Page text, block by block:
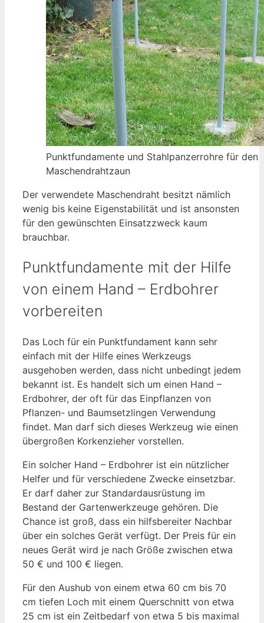
Punktfundamente und Stahlpanzerrohre für den
Maschendrahtzaun
Der verwendete Maschendraht besitzt nämlich
wenig bis keine Eigenstabilität und ist ansonsten
für den gewünschten Einsatzzweck kaum
brauchbar.
Punktfundamente mit der Hilfe
von einem Hand – Erdbohrer
vorbereiten
Das Loch für ein Punktfundament kann sehr
einfach mit der Hilfe eines Werkzeugs
ausgehoben werden, dass nicht unbedingt jedem
bekannt ist. Es handelt sich um einen Hand –
Erdbohrer, der oft für das Einpflanzen von
Pflanzen- und Baumsetzlingen Verwendung
findet. Man darf sich dieses Werkzeug wie einen
übergroßen Korkenzieher vorstellen.
Ein solcher Hand – Erdbohrer ist ein nützlicher
Helfer und für verschiedene Zwecke einsetzbar.
Er darf daher zur Standardausrüstung im
Bestand der Gartenwerkzeuge gehören. Die
Chance ist groß, dass ein hilfsbereiter Nachbar
über ein solches Gerät verfügt. Der Preis für ein
neues Gerät wird je nach Größe zwischen etwa
50 € und 100 € liegen.
Für den Aushub von einem etwa 60 cm bis 70
cm tiefen Loch mit einem Querschnitt von etwa
25 cm ist ein Zeitbedarf von etwa 5 bis maximal